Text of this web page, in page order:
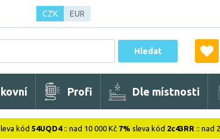
CZK EUR
Hledat
Profi Dle místnosti
kód 54UQD4:: nad 10 000 Kč 7% sleva kód 2c43RR :: nad